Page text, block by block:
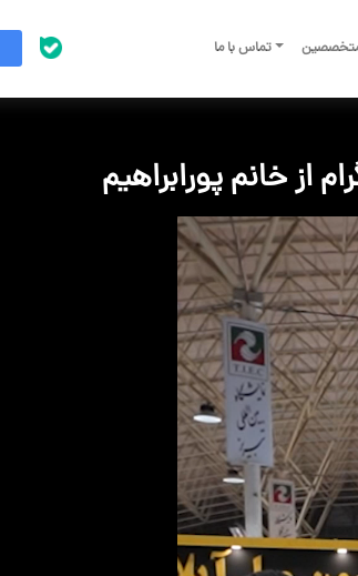
تماس با ما پشتیبانی بله
از خانم پورابراهیم